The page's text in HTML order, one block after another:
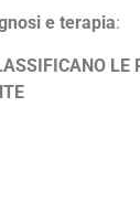
e terapia:
LE